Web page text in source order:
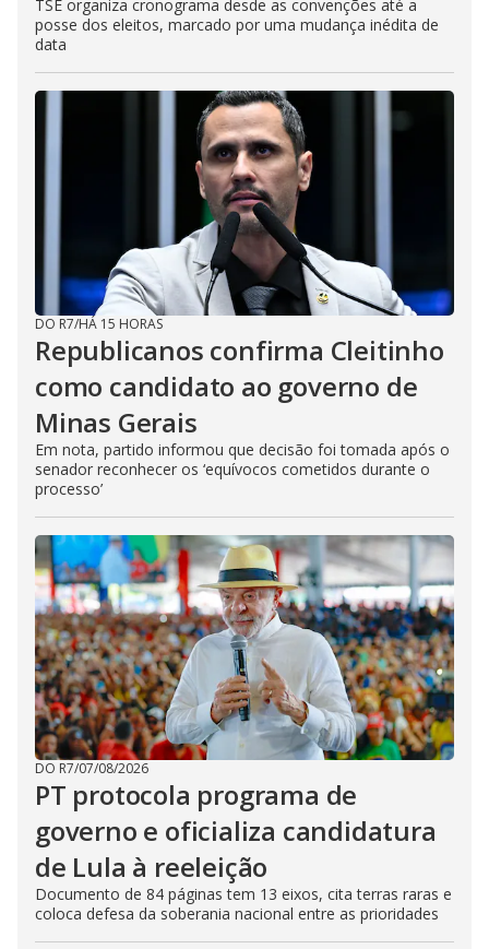
TSE organiza cronograma desde as convenções até a
posse dos eleitos, marcado por uma mudança inédita de
data
DO R7/HÁ 15 HORAS
Republicanos confirma Cleitinho
como candidato ao governo de
Minas Gerais
Em nota, partido informou que decisão foi tomada após o
senador reconhecer os ‘equívocos cometidos durante o
processo’
DO R7/07/08/2026
PT protocola programa de
governo e oficializa candidatura
de Lula à reeleição
Documento de 84 páginas tem 13 eixos, cita terras raras e
coloca defesa da soberania nacional entre as prioridades